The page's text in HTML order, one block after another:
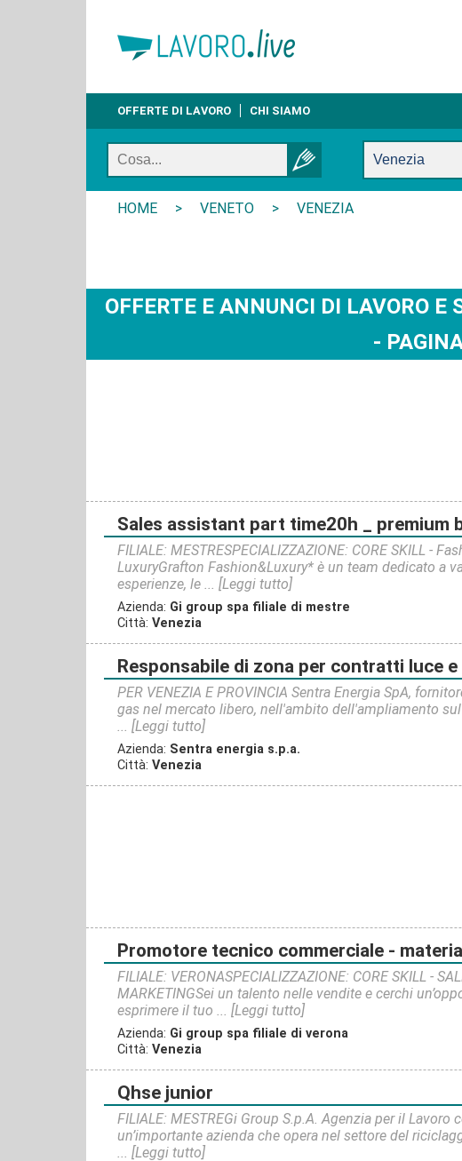
OFFERTE DI LAVORO CHI SIAMO
HOME > VENETO > VENEZIA
OFFERTE E ANNUNCI DI LAVORO
-
sales assistant part time20h _ premium
FILIALE: MESTRESPECIALIZZAZIONE: CORE SKILL -
LuxuryGrafton Fashion&Luxury* è un team dedicato a
esperienze, le ... [Leggi tutto]
Azienda: Gi group spa filiale di mestre
Città: Venezia
responsabile di zona per contratti luce e
PER VENEZIA E PROVINCIA Sentra Energia SpA,
gas nel mercato libero, nell'ambito dell'ampliamento
... [Leggi tutto]
Azienda: Sentra energia s.p.a.
Città: Venezia
promotore tecnico commerciale - materiale
FILIALE: VERONASPECIALIZZAZIONE: CORE SKILL -
MARKETINGSei un talento nelle vendite e cerchi
esprimere il tuo ... [Leggi tutto]
Azienda: Gi group spa filiale di verona
Città: Venezia
qhse junior
FILIALE: MESTREGi Group S.p.A. Agenzia per il Lavoro
un’importante azienda che opera nel settore del
... [Leggi tutto]